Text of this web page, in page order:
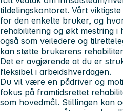
tildelingskontoret. Vårt
for den enkelte bruker, og
rehabilitering og økt mestring i
også som veiledere og
kan støtte brukerens
Det er avgjørende at du er
fleksibel i arbeidshverdagen.
Du vil være en pådriver og
fokus på framtidsrettet
som hovedmål. Stillingen kan